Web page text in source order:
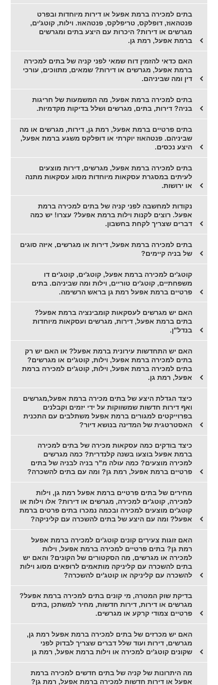
בתים למכירה ברמת אפעל או דירות מיוחדות ובפרט
פנטהאוז, דופלקס, טריפלקס, פנטהאוז. וילות, קוטג'ים,
מגרשים או דירות? היכרות עם היצע בתים ומגרשים
ברמת אפעל, רמת גן.
האם כדאי להזמין דוח שמאי לפני קניה של בתים למכירה
ברמת אפעל, מגרשים או דירות? שמאים, מתווכים, עורכי
דין ומה שביניהם.
בתים למכירה ברמת אפעל, מה המשמעות של חריגות
בניה? דירות, בתים, מגרשים ושלל בדיקות מקדמיות.
בתים פרטיים ברמת אפעל, רמת גן, דירות, מגרשים או מה
שביניהם. פנטהאוז יוקרתי או דופלקס משגע ברמת אפעל,
היצע נכסים.
בתים למכירה ברמת אפעל, מגרשים, דירות מוצעים
לעיתים במסגרת עסקאות מיוחדות מסוג עסקאות מתנה
או ירושות.
נקודות למחשבה לפני קניה של בתים למכירה ברמת
אפעל. רוצים לקנות וילות ברמת אפעל? עצרו! יש כמה
דברים שצריך לקחת בחשבון.
בתים למכירה ברמת אפעל, דירות או מגרשים, איזה סוגים
של בניה קיימים?
קוטג'ים למכירה ברמת אפעל, קוטג'ים, קוטג'ים דו
משפחתיים, קוטג'ים טוריים, וילות ומה שביניהם. בתים
פרטיים ברמת אפעל רמת גן בראש הרשימה.
האם יש מגרשים לעסקאות קומבינציה ברמת אפעל?
בתים ברמת אפעל, דירות, מגרשים ועסקאות מיוחדות
בנדל"ן.
האם יש התחדשות עירונית ברמת אפעל? או האם יש רק
בתים למכירה ברמת אפעל, וילות, קוטג'ים או מגרשים?
בתים למכירה ברמת אפעל, וילות, קוטג'ים למכירה ברמת
אפעל, רמת גן.
כיצד הגדלת היצע של בתים מכירה ברמת אפעל,מגרשים
ואף דירות חדשות שמשווקות על ידי יזמים וקבלנים
בפרוייקטים למגורים ברמת אפעל משתלבים עם התכנית
האסטרטגית של המדינה בנושא דיור?
כיצד בודקים כמה עסקאות מכירה של בתים למכירה
ברמת אפעל בוצעו בשנה קלנדרית? כמה מגרשים
למכירה מוצעים? כמה עולה מ"ר בניה לבניה של בתים
פרטיים ברמת אפעל, רמת גן? ומה עם בתים להשכרה?
מחירים של בתים פרטיים ברמת אפעל רמת גן, וילות
למכירה, קוטג'ים למכירה, מגרשים או דירות? אלו וילות או
קוטג'ים מוצעים למכירה ובכמה נמכרו בתים פרטים ברמת
אפעל? ומה עם היצע של בתים להשכרה עם קליניקה?
האם זוגות צעירים קונים קוטג'ים למכירה ברמת אפעל
רמת גן? בתים פרטיים למכירה ברמת אפעל, וילות
למכירה או מגרשים, מה הסקטורים של הקונים? והאם יש
בתים להשכרה עם קליניקה מותאמים לרופאים מסוג וילות
להשכרה עם קליניקה או קוטג'ים להשכרה?
בדיקת שוק המטרה, מי קונים בתים למכירה ברמת אפעל?
מגרשים או דירות, דירות חדשות, מחיר למשתכן ,בתים
פרטיים צמודי קרקע או מגרשים.
האם יש מכרזים של בתים למכירה ברמת אפעל רמת גן,
מגרשים, דירות ועוד שלל דברים שצריך לבדוק לפני
שקונים קוטג'ים למכירה או וילות ברמת אפעל, רמת גן
מה היתרונות של קניה של בתים חדשים למכירה ברמת
אפעל או דירות חדשות למכירה ברמת אפעל, רמת גן?